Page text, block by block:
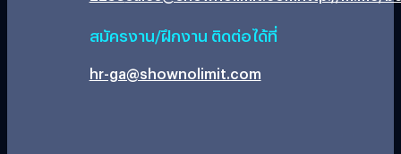
สมัครงาน/ฝึกงาน ติดต่อได้ที่
hr-ga@shownolimit.com